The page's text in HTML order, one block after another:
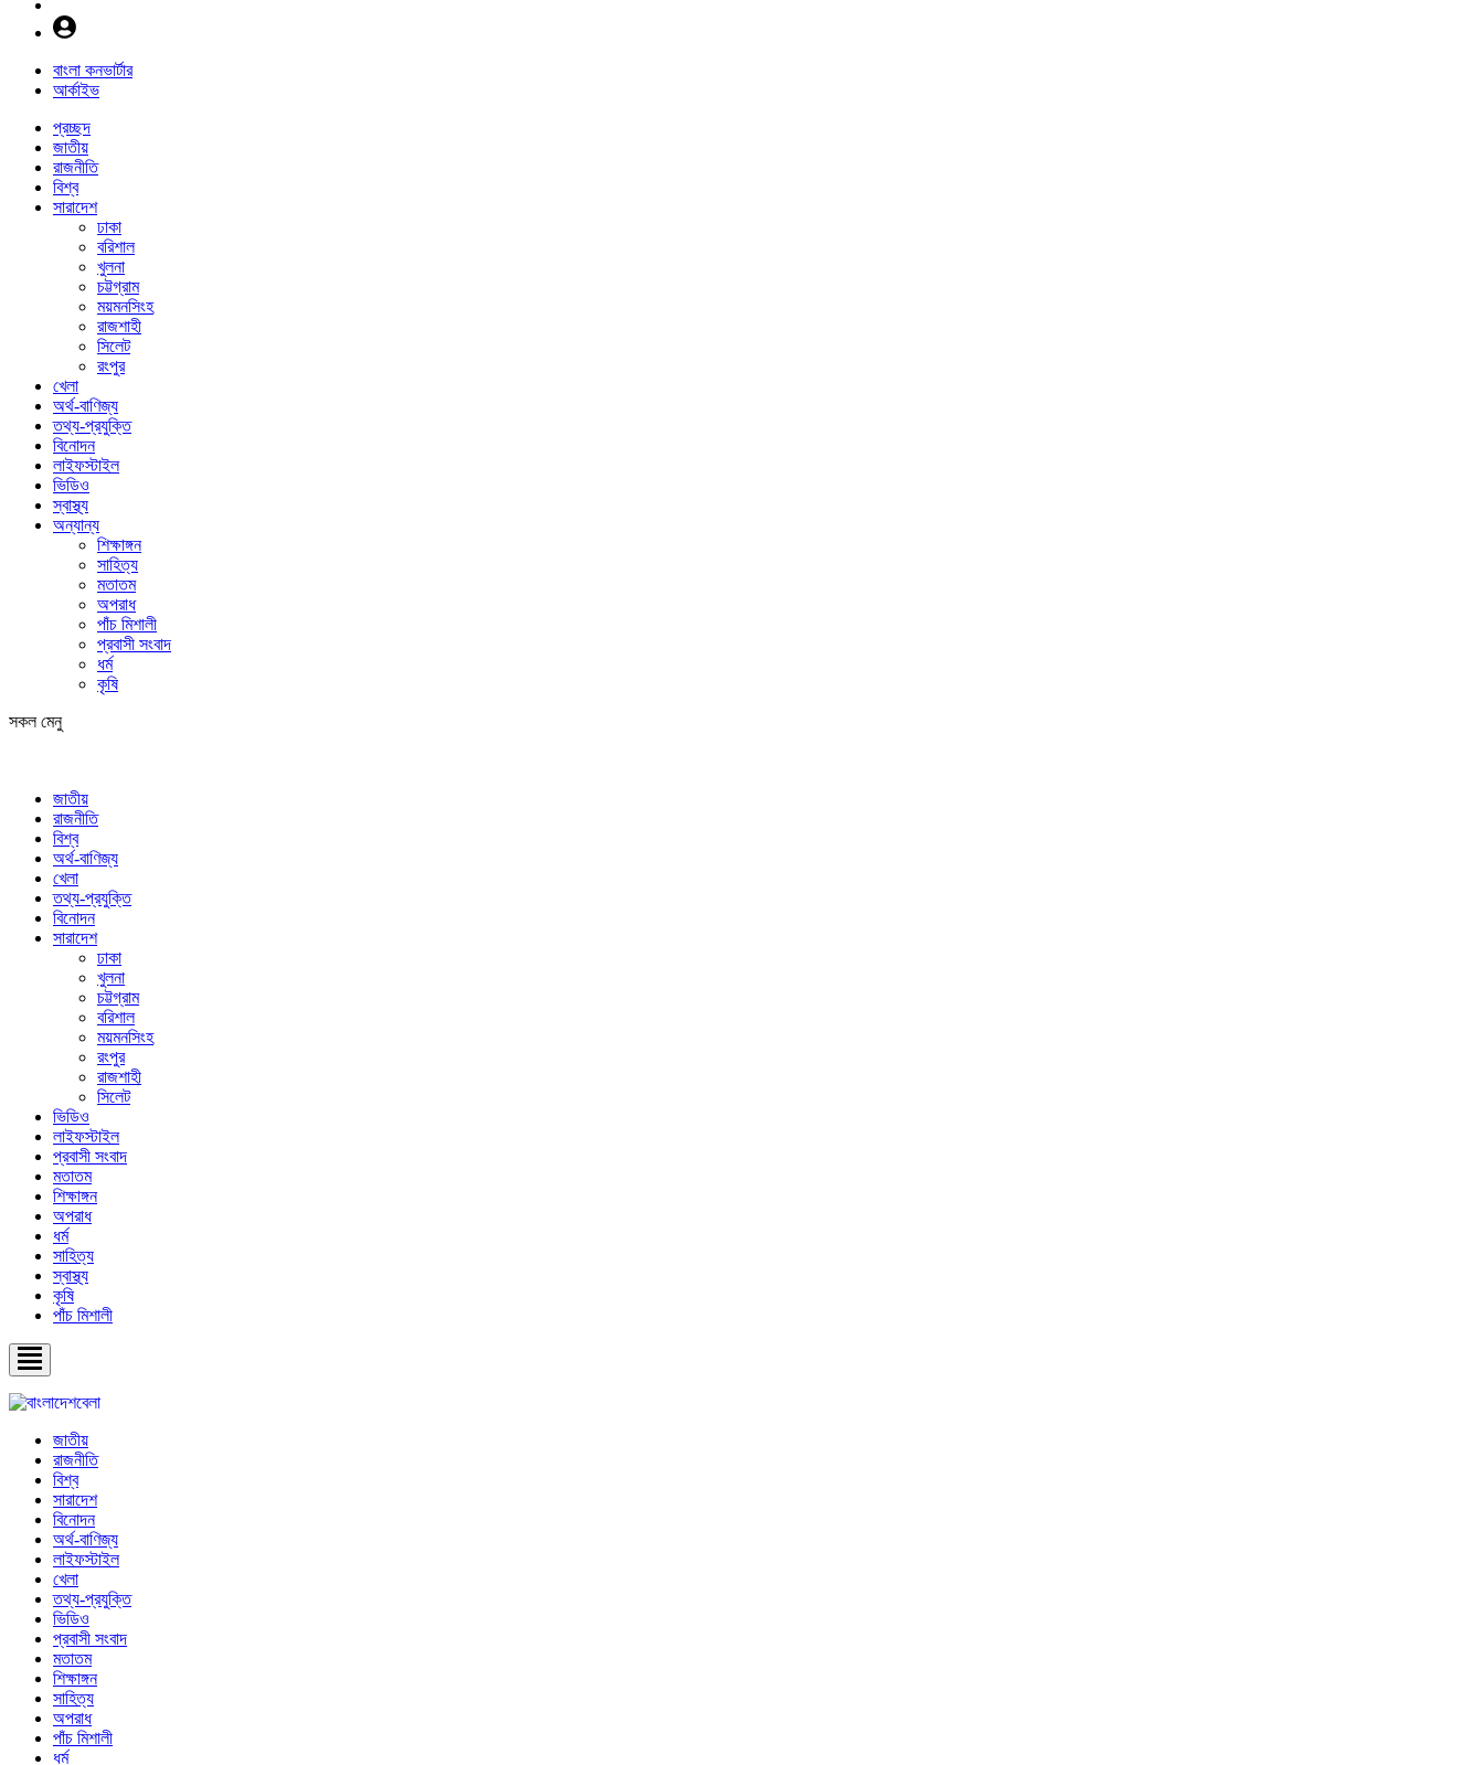
বাংলা কনভার্টার
আর্কাইভ
প্রচ্ছদ
জাতীয়
রাজনীতি
বিশ্ব
সারাদেশ
ঢাকা
বরিশাল
খুলনা
চট্টগ্রাম
ময়মনসিংহ
রাজশাহী
সিলেট
রংপুর
খেলা
অর্থ-বাণিজ্য
তথ্য-প্রযুক্তি
বিনোদন
লাইফস্টাইল
ভিডিও
স্বাস্থ্য
অন্যান্য
শিক্ষাঙ্গন
সাহিত্য
মতাতম
অপরাধ
পাঁচ মিশালী
প্রবাসী সংবাদ
ধর্ম
কৃষি
সকল মেনু
জাতীয়
রাজনীতি
বিশ্ব
অর্থ-বাণিজ্য
খেলা
তথ্য-প্রযুক্তি
বিনোদন
সারাদেশ
ঢাকা
খুলনা
চট্টগ্রাম
বরিশাল
ময়মনসিংহ
রংপুর
রাজশাহী
সিলেট
ভিডিও
লাইফস্টাইল
প্রবাসী সংবাদ
মতাতম
শিক্ষাঙ্গন
অপরাধ
ধর্ম
সাহিত্য
স্বাস্থ্য
কৃষি
পাঁচ মিশালী
জাতীয়
রাজনীতি
বিশ্ব
সারাদেশ
বিনোদন
অর্থ-বাণিজ্য
লাইফস্টাইল
খেলা
তথ্য-প্রযুক্তি
ভিডিও
প্রবাসী সংবাদ
মতাতম
শিক্ষাঙ্গন
সাহিত্য
অপরাধ
পাঁচ মিশালী
ধর্ম